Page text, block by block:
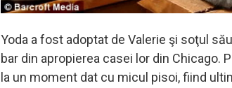
Yoda a fost adoptat de Valerie şi soţul
bar din apropierea casei lor din Chicago.
la un moment dat cu micul pisoi, fiind